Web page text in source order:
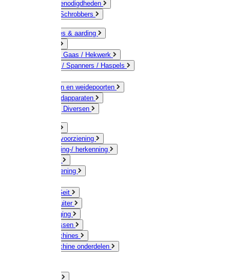
Schildersbenodigdheden
Borstels / Schrobbers
Accessoires & aarding
Geleiders / Gaas / Hekwerk
Verbinders / Spanners / Haspels
Doorgangen en weidepoorten
Schrikdraadapparaten
Afrastering Diversen
Drinkwatervoorziening
Veemarkering-/ herkenning
Voervoorziening
Schaap / Geit
Paard & Ruiter
Veeverzorging
Scheermessen
Scheermachines
Scheermachine onderdelen